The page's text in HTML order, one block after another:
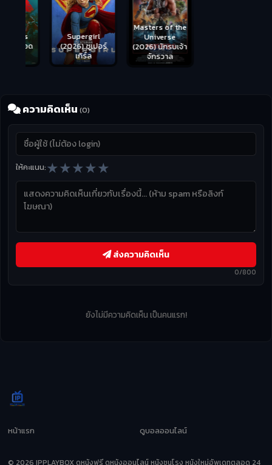
Supergirl
(2026) ซูเปอร์
เกิร์ล
Masters of the
Universe
(2026) นักรบเจ้า
จักรวาล
Hungry (2026)
ความคิดเห็น (0)
ให้คะแนน:★★★★★
0/800
ส่งความคิดเห็น
ยังไม่มีความคิดเห็น เป็นคนแรก!
หน้าแรก ดูบอลออนไลน์
© 2026 IPPLAYBOX ดูหนังฟรี ดูหนังออนไลน์ หนังชนโรง หนังใหม่อัพเดทตลอด 24